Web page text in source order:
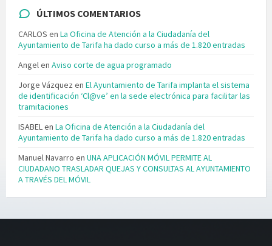
ÚLTIMOS COMENTARIOS
CARLOS en La Oficina de Atención a la Ciudadanía del
Ayuntamiento de Tarifa ha dado curso a más de 1.820 entradas
Angelen Aviso corte de agua programado
Jorge Vázquez en El Ayuntamiento de Tarifa implanta el sistema
de identificación ‘Cl@ve’ en la sede electrónica para facilitar las
tramitaciones
ISABELen La Oficina de Atención a la Ciudadanía del
Ayuntamiento de Tarifa ha dado curso a más de 1.820 entradas
Manuel Navarro en UNA APLICACIÓN MÓVIL PERMITE AL
CIUDADANO TRASLADAR QUEJAS Y CONSULTAS AL AYUNTAMIENTO
A TRAVÉS DEL MÓVIL